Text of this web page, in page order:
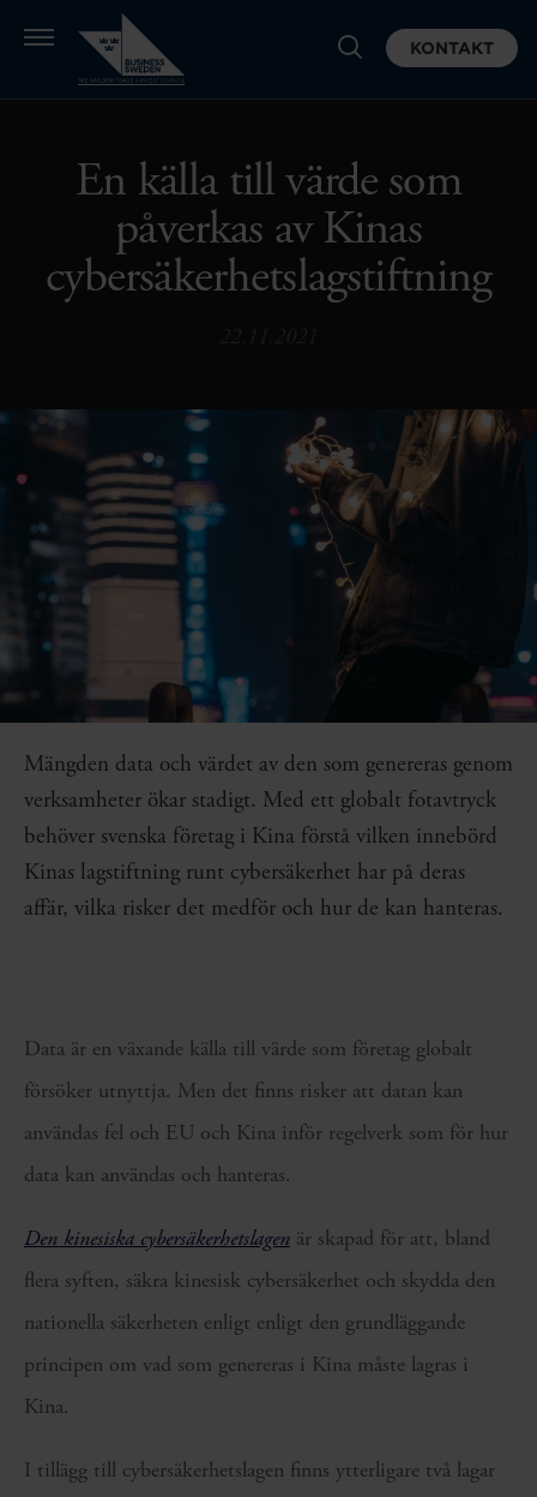
KONTAKT
En källa till värde som
påverkas av Kinas
cybersäkerhetslagstiftning
Mängden data och värdet av den som genereras genom
verksamheter ökar stadigt. Med ett globalt fotavtryck
behöver svenska företag i Kina förstå vilken innebörd
Kinas lagstiftning runt cybersäkerhet har på deras
affär, vilka risker det medför och hur de kan hanteras.
Data är en växande källa till värde som företag globalt
försöker utnyttja. Men det finns risker att datan kan
användas fel och EU och Kina inför regelverk som för hur
data kan användas och hanteras.
Den kinesiska cybersäkerhetslagen är skapad för att, bland
flera syften, säkra kinesisk cybersäkerhet och skydda den
nationella säkerheten enligt enligt den grundläggande
principen om vad som genereras i Kina måste lagras i
Kina.
I tillägg till cybersäkerhetslagen finns ytterligare två lagar